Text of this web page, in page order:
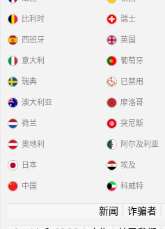
比利时
西班牙
意大利
瑞典
瑞士
英国
葡萄牙
已禁用
澳大利亚
荷兰
奥地利
日本
中国
摩洛哥
突尼斯
阿尔及利亚
埃及
科威特
新闻 诈骗者|